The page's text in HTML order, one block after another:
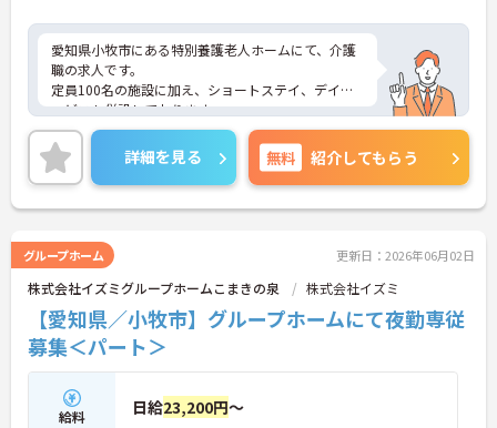
愛知県小牧市にある特別養護老人ホームにて、介護
職の求人です。
定員100名の施設に加え、ショートステイ、デイサ
ービスも併設しております。
同法人は複数の施設を運営する安定法人。賞与実績
も例年4ヶ月分の支給をしております。
施設での経験をお持ちでない方も、先輩職員がしっ
かりサポートする為ご安心下さい！
少しでも興味をお持ちの方は、お電話にて詳細をお
詳細を見る 無料 紹介してもらう
グループホーム 更新日：2026年06月02日
株式会社イズミグループホームこまきの泉 株式会社イズミ
【愛知県／小牧市】グループホームにて夜勤専従
募集＜パート＞
給料 日給23,200円～